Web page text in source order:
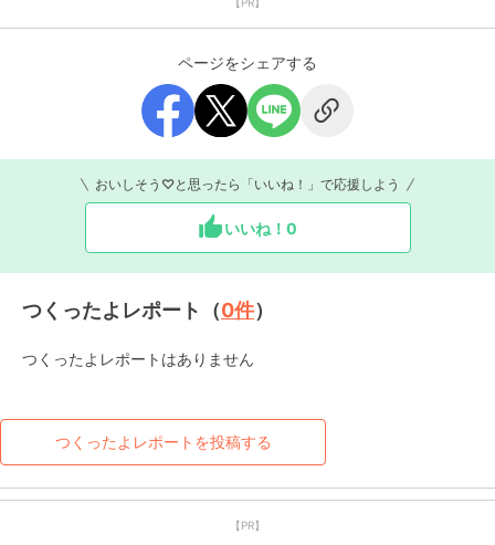
ページをシェアする
おいしそう♡と思ったら「いいね！」で応援しよう
いいね！ 0
つくったよレポート（0件）
つくったよレポートはありません
つくったよレポートを投稿する
【PR】